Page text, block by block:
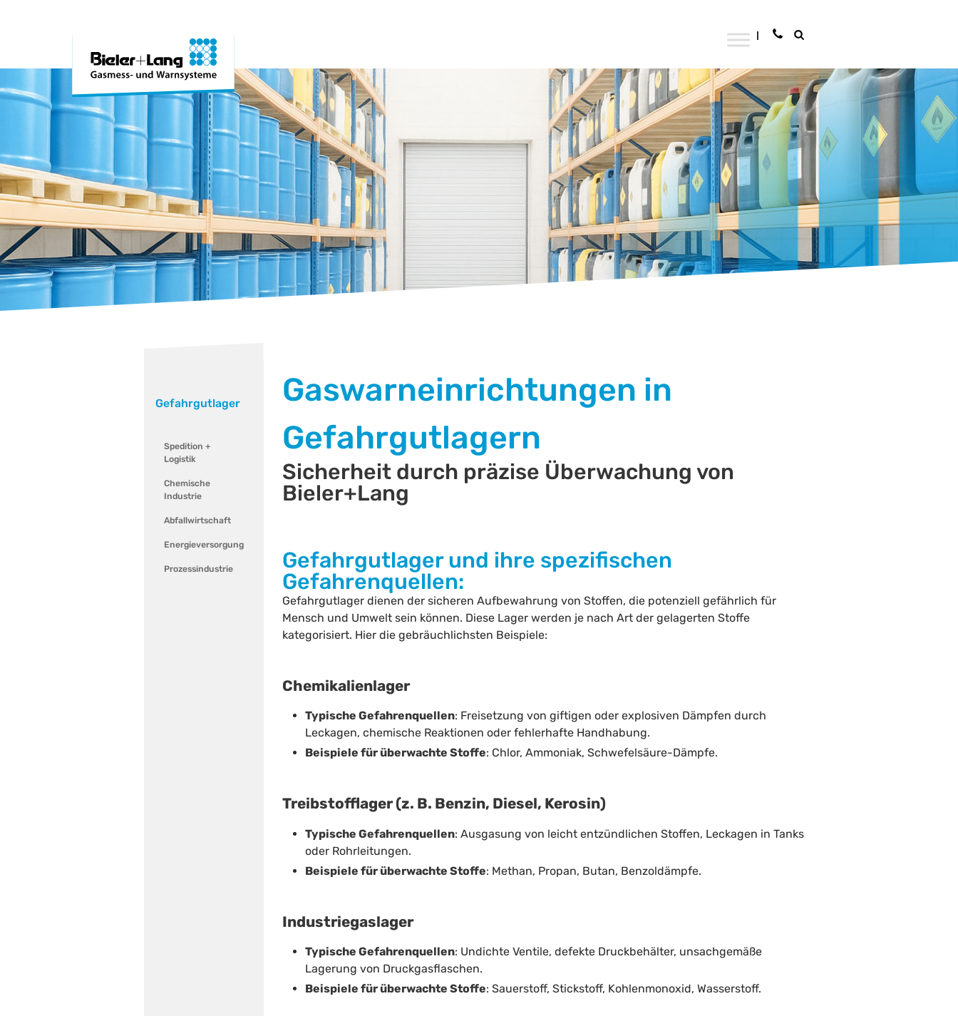
Gefahrgutlager
Spedition +
Logistik
Chemische
Industrie
Abfallwirtschaft
Energieversorgung
Prozessindustrie
Gaswarneinrichtungen in
Gefahrgutlagern
Sicherheit durch präzise Überwachung von
Bieler+Lang
Gefahrgutlager und ihre spezifischen
Gefahrenquellen:
Gefahrgutlager dienen der sicheren Aufbewahrung von Stoffen, die potenziell gefährlich für
Mensch und Umwelt sein können. Diese Lager werden je nach Art der gelagerten Stoffe
kategorisiert. Hier die gebräuchlichsten Beispiele:
Chemikalienlager
Typische Gefahrenquellen: Freisetzung von giftigen oder explosiven Dämpfen durch
Leckagen, chemische Reaktionen oder fehlerhafte Handhabung.
Beispiele für überwachte Stoffe: Chlor, Ammoniak, Schwefelsäure-Dämpfe.
Treibstofflager (z. B. Benzin, Diesel, Kerosin)
Typische Gefahrenquellen: Ausgasung von leicht entzündlichen Stoffen, Leckagen in Tanks
oder Rohrleitungen.
Beispiele für überwachte Stoffe: Methan, Propan, Butan, Benzoldämpfe.
Industriegaslager
Typische Gefahrenquellen: Undichte Ventile, defekte Druckbehälter, unsachgemäße
Lagerung von Druckgasflaschen.
Beispiele für überwachte Stoffe: Sauerstoff, Stickstoff, Kohlenmonoxid, Wasserstoff.